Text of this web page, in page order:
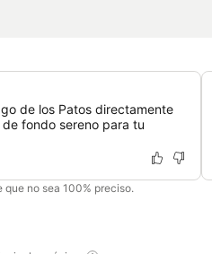
de los Patos directamente
fondo sereno para tu
que no sea 100% preciso.